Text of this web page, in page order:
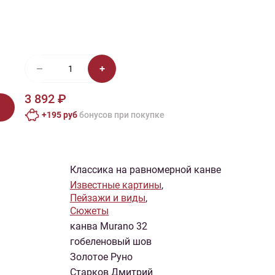
3 892 ₽
+195 руббонусов при покупке
Классика на равномерной канве
Известные картины,
Пейзажи и виды,
Сюжеты
канва Murano 32
гобеленовый шов
Золотое Руно
Старков Дмитрий